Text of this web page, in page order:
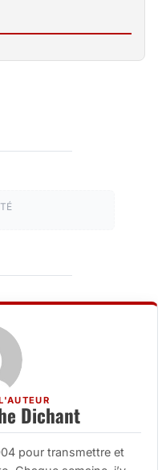
Dichant
pour transmettre et